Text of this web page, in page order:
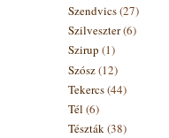
Szendvics(27)
Szilveszter(6)
Szirup (1)
Szósz(12)
Tekercs(44)
Tél (6)
Tészták(38)